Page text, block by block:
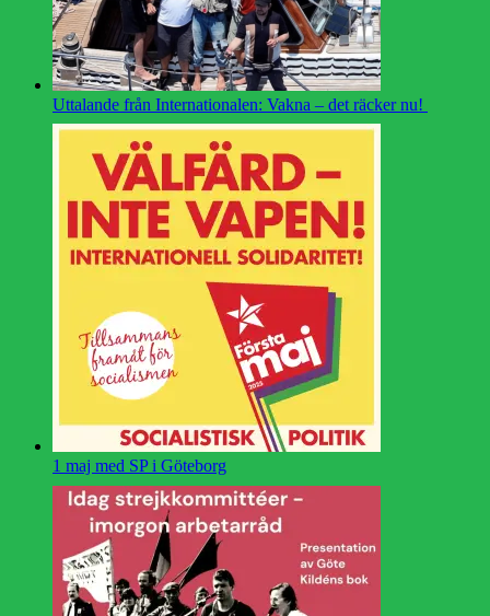
Uttalande från Internationalen: Vakna – det räcker nu!
1 maj med SP i Göteborg